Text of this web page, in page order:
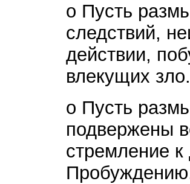
o Пусть
следствий,
действии,
влекущих зло.
o Пусть
подвержены
стремление